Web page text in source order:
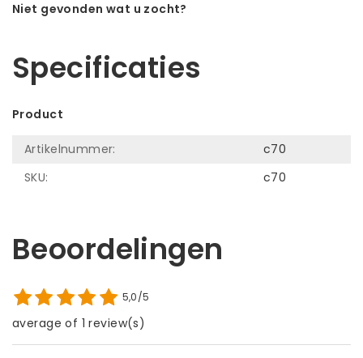
Niet gevonden wat u zocht?
Specificaties
Product
Artikelnummer:
c70
SKU:
c70
Beoordelingen
5,0/5
average of 1 review(s)